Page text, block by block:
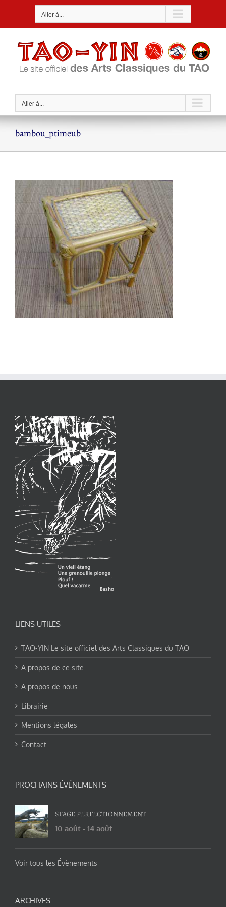
Aller à...
Aller à...
bambou_ptimeub
LIENS UTILES
TAO-YIN Le site officiel des Arts Classiques du TAO
A propos de ce site
A propos de nous
Librairie
Mentions légales
Contact
PROCHAINS ÉVÉNEMENTS
STAGE PERFECTIONNEMENT
10 août - 14 août
Voir tous les Évènements
ARCHIVES